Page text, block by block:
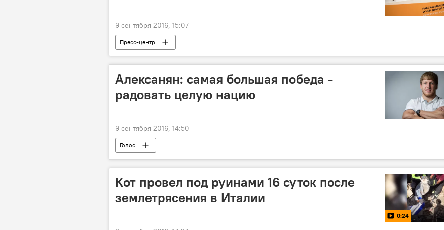
9 сентября 2016, 15:07
Пресс-центр
Алексанян: самая большая победа -
радовать целую нацию
9 сентября 2016, 14:50
Голос
Кот провел под руинами 16 суток после
землетрясения в Италии
0:24